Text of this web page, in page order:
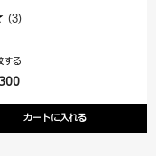
カートに入れる
(3)
する